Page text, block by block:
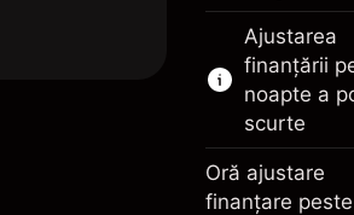
CFD-uri
Knock-out-
Marja.
Ajustarea
finanțării
noapte a
scurte
Oră ajustare
finanțare peste